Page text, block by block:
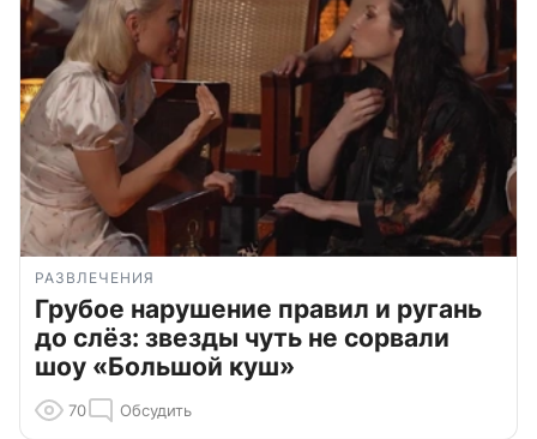
РАЗВЛЕЧЕНИЯ
Грубое нарушение правил и ругань
до слёз: звезды чуть не сорвали
шоу «Большой куш»
70 Обсудить